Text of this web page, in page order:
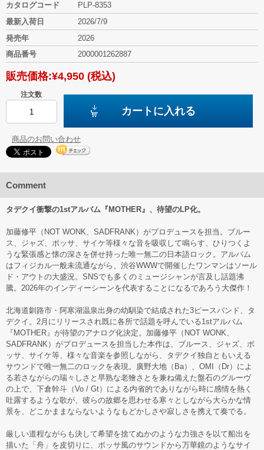
カタログコード
PLP-8353
最新入荷日
2026/7/9
発売年
2026
商品番号
2000001262887
販売価格:¥4,950 (税込)
注文数
カートに入れる
商品のお問い合わせ
Comment
タデクイ衝撃の1stアルバム『MOTHER』、待望のLP化。
加藤修平（NOT WONK、SADFRANK）がプロデュースを担当。ブルー
ス、ジャズ、ボッサ、サイケ等様々な音を吸収して鳴らす、ひりつくよ
うな緊張感と懐の深さを併せ持った唯一無二の日本語ロック。アルバム
はフィジカル一般未流通ながら、渋谷WWWで開催したワンマンはソール
ド・アウトの大盛況。SNSでも多くのミュージシャンが言及し話題沸
騰。2026年のインディーシーンを代表することになるであろう大傑作！
北海道釧路市・阿寒湖温泉出身の幼馴染で結成された3ピースバンド、タ
デクイ。2月にリリースされ既に各所で話題を呼んでいる1stアルバム
『MOTHER』が待望のアナログ化決定。加藤修平（NOT WONK、
SADFRANK）がプロデュースを担当した本作は、ブルース、ジャズ、ボ
ッサ、サイケ等、様々な音楽を参照しながら、タデクイ独自ともいえる
サウンドで唯一無二のロックを表現。廣野大地（Ba）、OMI（Dr）によ
る若さながらの瑞々しさと早熟な老獪さとを兼ね備えた盤石のグルーヴ
の上で、下倉幹斗（Vo / Gt）による内省的でありながら時に感情を熱く
吐露するような歌が、彼らの故郷を思わせる寒々としながら大らかな情
景を、どこかままならないようなもどかしさや寂しさを携えて奏でる。
厳しい道程ながらも決して希望を捨てぬかのような力強さを以て船出を
描いた「舟」を皮切りに、ボッサ風のサウンドから万華鏡のようなサイ